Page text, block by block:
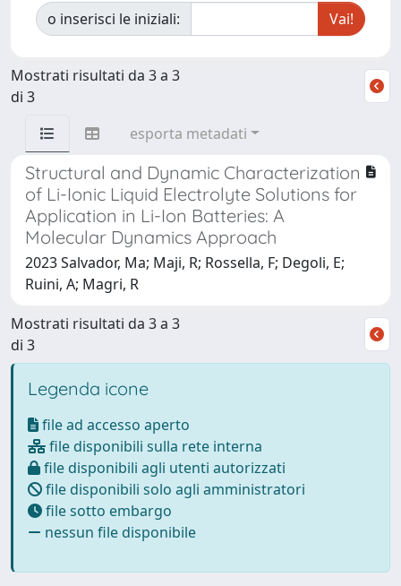
o inserisci le iniziali:
Mostrati risultati da 3 a 3
di 3
esporta metadati
Structural and Dynamic Characterization
of Li-Ionic Liquid Electrolyte Solutions for
Application in Li-Ion Batteries: A
Molecular Dynamics Approach
2023 Salvador, Ma; Maji, R; Rossella, F; Degoli, E;
Ruini, A; Magri, R
Mostrati risultati da 3 a 3
di 3
Legenda icone
file ad accesso aperto
file disponibili sulla rete interna
file disponibili agli utenti autorizzati
file disponibili solo agli amministratori
file sotto embargo
nessun file disponibile